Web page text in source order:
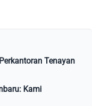
Tenayan
Kami